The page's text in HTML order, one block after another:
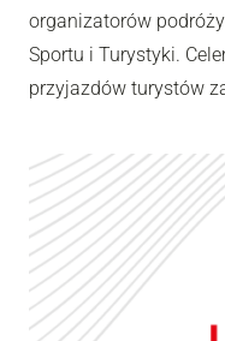
organizatorów
Sportu i Turystyki.
przyjazdów turystów